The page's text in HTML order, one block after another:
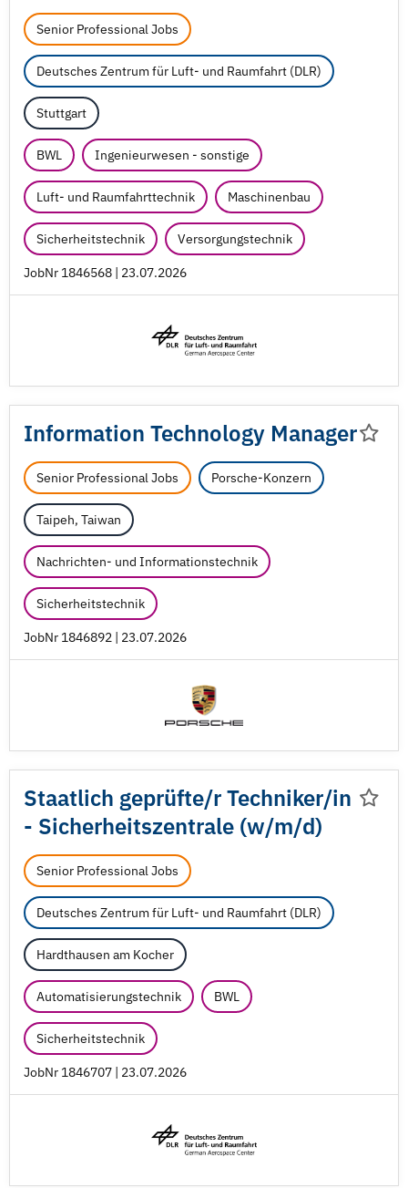
Senior Professional Jobs
Deutsches Zentrum für Luft- und Raumfahrt (DLR)
Stuttgart
BWL Ingenieurwesen - sonstige
Luft- und Raumfahrttechnik Maschinenbau
Sicherheitstechnik Versorgungstechnik
JobNr 1846568 | 23.07.2026
Information Technology Manager
Senior Professional Jobs Porsche-Konzern
Taipeh, Taiwan
Nachrichten- und Informationstechnik
Sicherheitstechnik
JobNr 1846892 | 23.07.2026
Staatlich geprüfte/r Techniker/in
- Sicherheitszentrale (w/m/d)
Senior Professional Jobs
Deutsches Zentrum für Luft- und Raumfahrt (DLR)
Hardthausen am Kocher
Automatisierungstechnik BWL
Sicherheitstechnik
JobNr 1846707 | 23.07.2026